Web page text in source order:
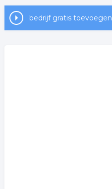
bedrijf gratis toevoegen